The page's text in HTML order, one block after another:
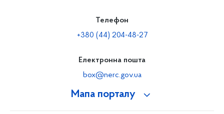
Мапа порталу
Телефон
+380 (44) 204-48-27
Електронна пошта
box@nerc.gov.ua